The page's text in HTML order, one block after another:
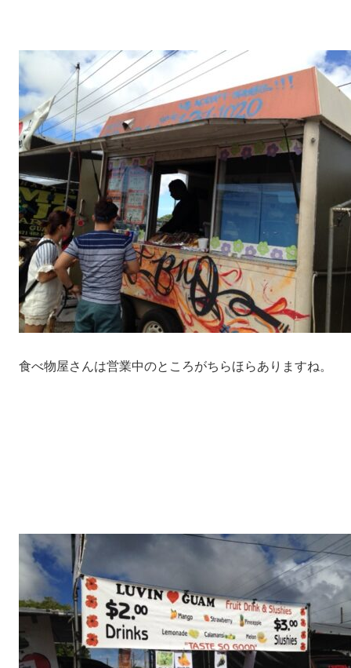
食べ物屋さんは営業中のところがちらほらありますね。